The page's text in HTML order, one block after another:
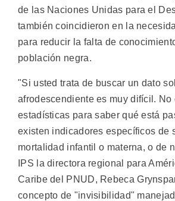
de las Naciones Unidas para el
también coincidieron en la
para reducir la falta de
población negra.
"Si usted trata de buscar un dato
afrodescendiente es muy difícil. No
estadísticas para saber qué está
existen indicadores específicos de
mortalidad infantil o materna, o de
IPS la directora regional para
Caribe del PNUD, Rebeca
concepto de "invisibilidad"